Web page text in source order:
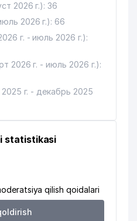
687 м
MChJ
MILLIY
729 м
MChJ
2026 г.): 36
2026 г.): 66
г. - июль 2026 г.):
2026 г. - июль 2026 г.):
г. - декабрь 2025
statistikasi
qilish qoidalari